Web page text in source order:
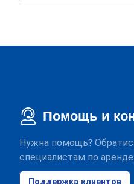
Помощь и
Нужна помощь?
специалистам по
Поддержка клиентов